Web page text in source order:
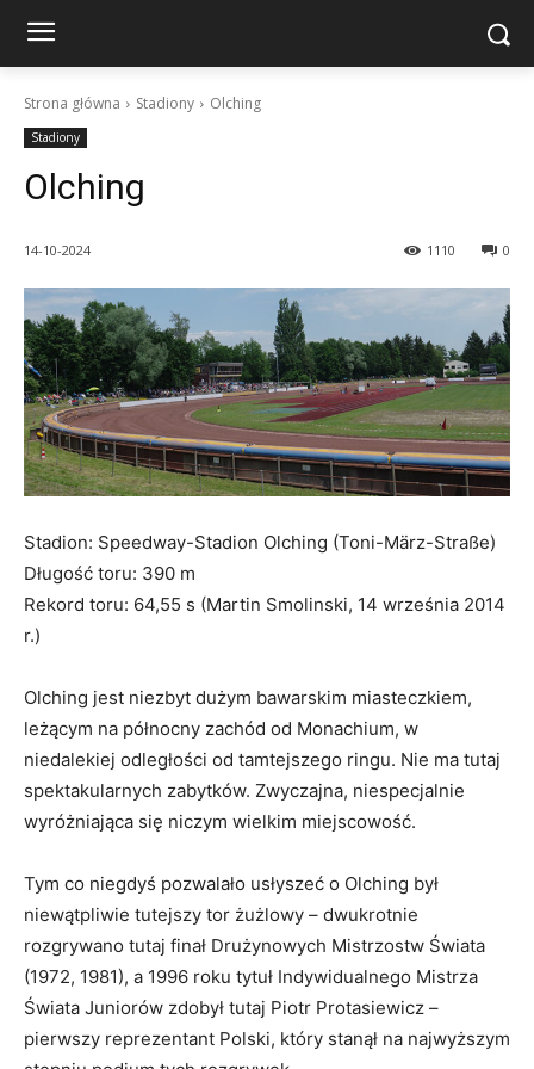
Strona główna Stadiony Olching
Stadiony
Olching
14-10-2024 0
1110
Stadion: Speedway-Stadion Olching (Toni-März-Straße)
Długość toru: 390 m
Rekord toru: 64,55 s (Martin Smolinski, 14 września 2014
r.)
Olching jest niezbyt dużym bawarskim miasteczkiem,
leżącym na północny zachód od Monachium, w
niedalekiej odległości od tamtejszego ringu. Nie ma tutaj
spektakularnych zabytków. Zwyczajna, niespecjalnie
wyróżniająca się niczym wielkim miejscowość.
Tym co niegdyś pozwalało usłyszeć o Olching był
niewątpliwie tutejszy tor żużlowy – dwukrotnie
rozgrywano tutaj finał Drużynowych Mistrzostw Świata
(1972, 1981), a 1996 roku tytuł Indywidualnego Mistrza
Świata Juniorów zdobył tutaj Piotr Protasiewicz –
pierwszy reprezentant Polski, który stanął na najwyższym